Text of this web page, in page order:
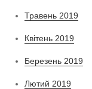
Травень 2019
Квітень 2019
Березень 2019
Лютий 2019